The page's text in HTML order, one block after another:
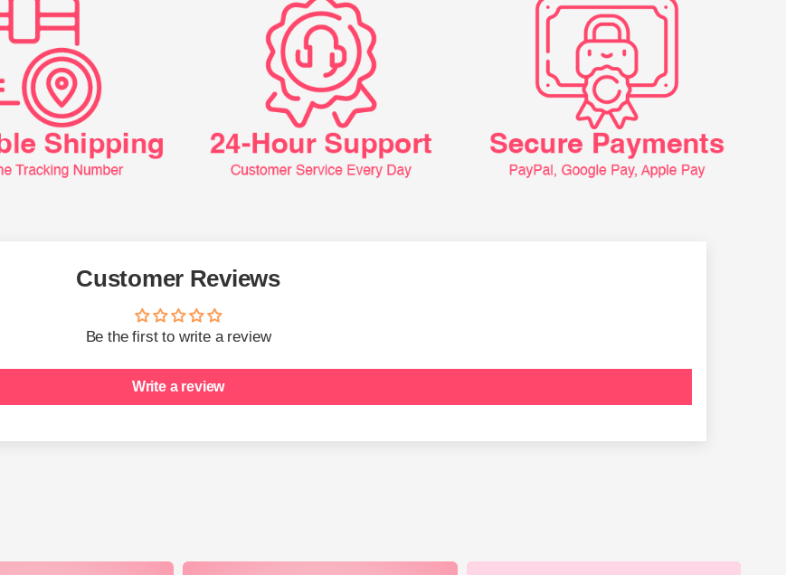
Customer Reviews
Be the first to write a review
Write a review